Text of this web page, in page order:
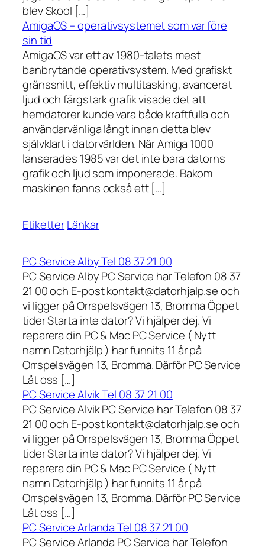
blev Skool […]
AmigaOS – operativsystemet som var före
sin tid
AmigaOS var ett av 1980-talets mest
banbrytande operativsystem. Med grafiskt
gränssnitt, effektiv multitasking, avancerat
ljud och färgstark grafik visade det att
hemdatorer kunde vara både kraftfulla och
användarvänliga långt innan detta blev
självklart i datorvärlden. När Amiga 1000
lanserades 1985 var det inte bara datorns
grafik och ljud som imponerade. Bakom
maskinen fanns också ett […]
EtiketterLänkar
PC Service Alby Tel 08 37 21 00
PC Service Alby PC Service har Telefon 08 37
21 00 och E-post kontakt@datorhjalp.se och
vi ligger på Orrspelsvägen 13, Bromma Öppet
tider Starta inte dator? Vi hjälper dej. Vi
reparera din PC & Mac PC Service ( Nytt
namn Datorhjälp ) har funnits 11 år på
Orrspelsvägen 13, Bromma. Därför PC Service
Låt oss […]
PC Service Alvik Tel 08 37 21 00
PC Service Alvik PC Service har Telefon 08 37
21 00 och E-post kontakt@datorhjalp.se och
vi ligger på Orrspelsvägen 13, Bromma Öppet
tider Starta inte dator? Vi hjälper dej. Vi
reparera din PC & Mac PC Service ( Nytt
namn Datorhjälp ) har funnits 11 år på
Orrspelsvägen 13, Bromma. Därför PC Service
Låt oss […]
PC Service Arlanda Tel 08 37 21 00
PC Service Arlanda PC Service har Telefon